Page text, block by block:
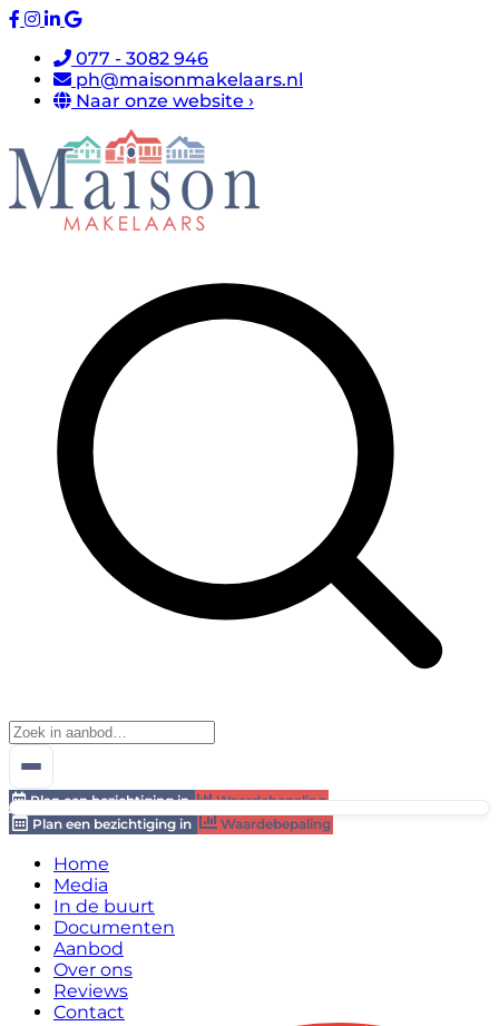
077 - 3082 946
ph@maisonmakelaars.nl
Naar onze website ›
Plan een bezichtiging in
Waardebepaling
Plan een bezichtiging in
Waardebepaling
Home
Media
In de buurt
Documenten
Aanbod
Over ons
Reviews
Contact